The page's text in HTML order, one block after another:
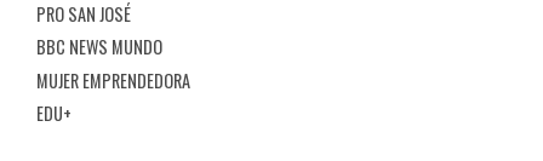
PRO SAN JOSÉ
BBC NEWS MUNDO
MUJER EMPRENDEDORA
EDU+